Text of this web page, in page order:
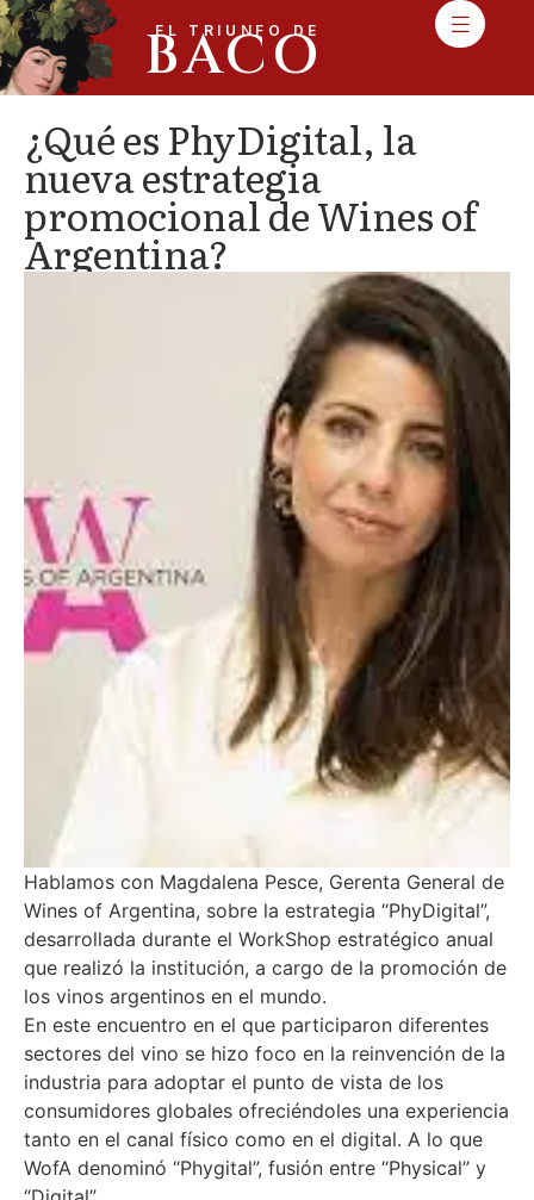
EL TRIUNFO DE
BACO
¿Qué es PhyDigital, la
nueva estrategia
promocional de Wines of
Argentina?
Hablamos con Magdalena Pesce, Gerenta General de
Wines of Argentina, sobre la estrategia “PhyDigital”,
desarrollada durante el WorkShop estratégico anual
que realizó la institución, a cargo de la promoción de
los vinos argentinos en el mundo.
En este encuentro en el que participaron diferentes
sectores del vino se hizo foco en la reinvención de la
industria para adoptar el punto de vista de los
consumidores globales ofreciéndoles una experiencia
tanto en el canal físico como en el digital. A lo que
WofA denominó “Phygital”, fusión entre “Physical” y